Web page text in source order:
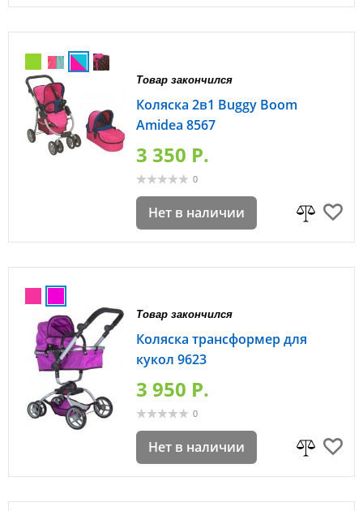
Товар закончился
Коляска 2в1 Buggy Boom
Amidea 8567
3 350 P.
0
Нет в наличии
Товар закончился
Коляска трансформер для
кукол 9623
3 950 P.
0
Нет в наличии